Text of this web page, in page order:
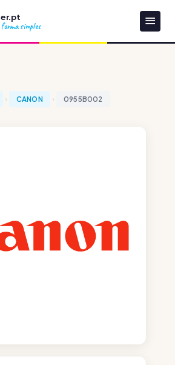
simples
CANON 0955B002